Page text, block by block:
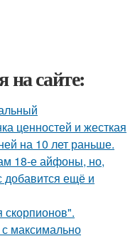
на сайте:
ценностей и жесткая
на 10 лет раньше.
18-е айфоны, но,
добавится ещё и
с максимально